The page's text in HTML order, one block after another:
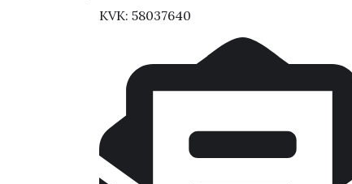
KVK: 58037640